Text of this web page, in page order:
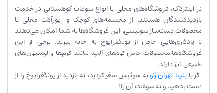
در اینترلاک، فروشگاه‌های محلی با انواع سوغات کوهستانی در خدمت
بازدیدکنندگان هستند. از مجسمه‌های کوچک و زیورآلات محلی تا
محصولات دست‌ساز سوئیسی، این فروشگاه‌ها به شما امکان می‌دهند
تا یادگاری‌هایی خاص از یونگفرایوخ به خانه ببرید. برخی از این
فروشگاه‌ها محصولات خاص کوه‌های آلپ، مانند کرم‌ها و لوسیون‌های
طبیعی نیز دارند.
اگر با بلیط تهران ژنوبه سوئیس سفر کردید، نه بازدید از یونگفرایوخ را از
دست بدهید و نه سوغات آن را!